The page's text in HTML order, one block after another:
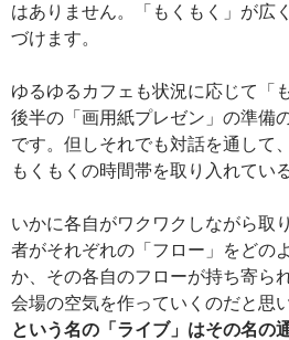
はありません。「もくもく」が広
づけます。
ゆるゆるカフェも状況に応じて「
後半の「画用紙プレゼン」の準備
です。但しそれでも対話を通して
もくもくの時間帯を取り入れてい
いかに各自がワクワクしながら取
者がそれぞれの「フロー」をどの
か、その各自のフローが持ち寄ら
会場の空気を作っていくのだと思
という名の「ライブ」はその名の